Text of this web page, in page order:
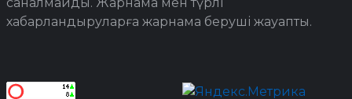
саналмайды. Жарнама мен түрлі
хабарландыруларға жарнама беруші жауапты.